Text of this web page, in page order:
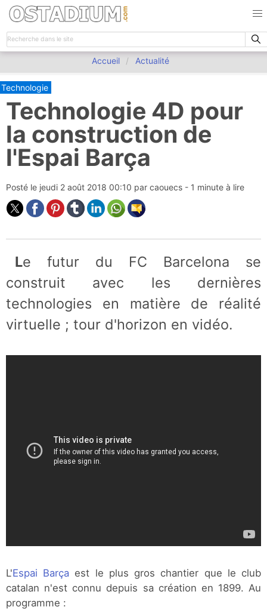
Accueil Actualité
Technologie
Technologie 4D pour
la construction de
l'Espai Barça
Posté le jeudi 2 août 2018 00:10 par caouecs - 1 minute à lire
Le futur du FC Barcelona se
construit avec les dernières
technologies en matière de réalité
virtuelle ; tour d'horizon en vidéo.
L'Espai Barça est le plus gros chantier que le club
catalan n'est connu depuis sa création en 1899. Au
programme :